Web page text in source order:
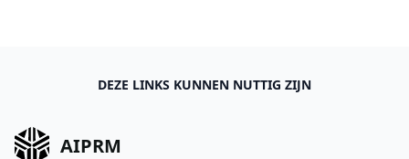
DEZE LINKS KUNNEN NUTTIG ZIJN
AIPRM